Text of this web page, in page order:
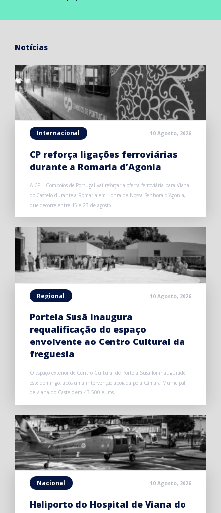
Notícias
Internacional 10 Agosto, 2026
CP reforça ligações ferroviárias
durante a Romaria d’Agonia
A CP – Comboios de Portugal vai reforçar a oferta ferroviária para Viana
do Castelo durante a Romaria em Honra de Nossa Senhora d’Agonia,
que decorre entre 15 e 23 de agosto.
Regional 10 Agosto, 2026
Portela Susã inaugura
requalificação do espaço
envolvente ao Centro Cultural da
freguesia
O espaço exterior do Centro Cultural de Portela Susã foi inaugurado
este domingo, após uma intervenção apoiada pela Câmara Municipal
de Viana do Castelo em 43.500 euros.
Nacional 10 Agosto, 2026
Heliporto do Hospital de Viana do